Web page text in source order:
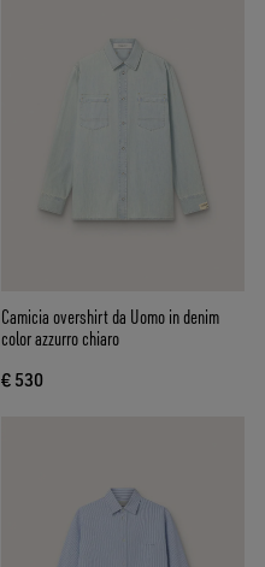
Camicia overshirt da Uomo in denim
color azzurro chiaro
€ 530